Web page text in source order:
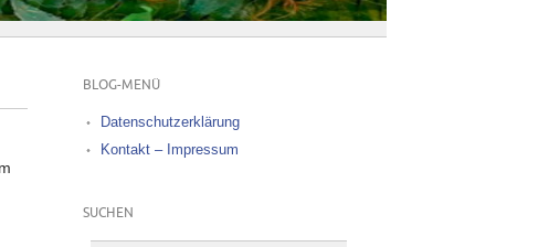
BLOG-MENÜ
Datenschutzerklärung
Kontakt – Impressum
SUCHEN